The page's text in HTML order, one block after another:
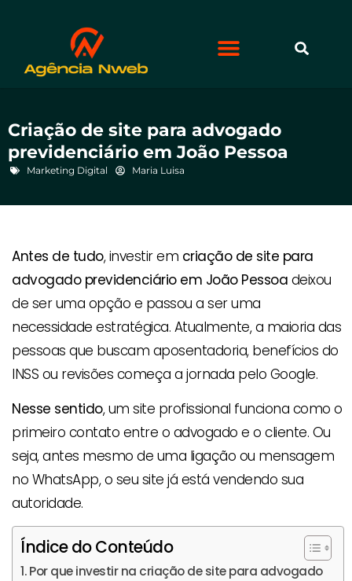
Criação de site para advogado
previdenciário em João Pessoa
Marketing Digital Maria Luisa
Antes de tudo, investir em criação de site para
advogado previdenciário em João Pessoa deixou
de ser uma opção e passou a ser uma
necessidade estratégica. Atualmente, a maioria das
pessoas que buscam aposentadoria, benefícios do
INSS ou revisões começa a jornada pelo Google.
Nesse sentido, um site profissional funciona como o
primeiro contato entre o advogado e o cliente. Ou
seja, antes mesmo de uma ligação ou mensagem
no WhatsApp, o seu site já está vendendo sua
autoridade.
Índice do Conteúdo
Por que investir na criação de site para advogado